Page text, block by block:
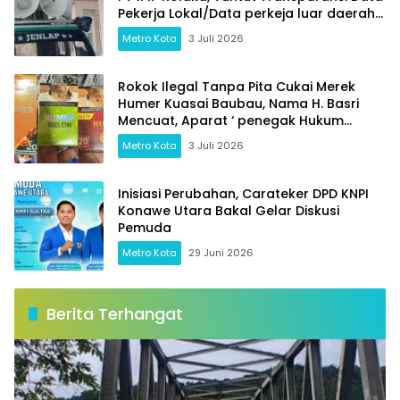
Pekerja Lokal/Data perkeja luar daerah
dan Jaminan Keselamatan Kerja
Metro Kota 3 Juli 2026
Rokok Ilegal Tanpa Pita Cukai Merek
Humer Kuasai Baubau, Nama H. Basri
Mencuat, Aparat ‘ penegak Hukum
Bertidak Tegas
Metro Kota 3 Juli 2026
Inisiasi Perubahan, Carateker DPD KNPI
Konawe Utara Bakal Gelar Diskusi
Pemuda
Metro Kota 29 Juni 2026
Berita Terhangat